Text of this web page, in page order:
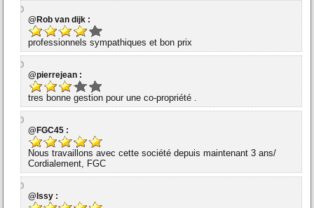
@Rob van dijk :
professionnels sympathiques et bon prix
@pierrejean :
tres bonne gestion pour une co-propriété .
@FGC45 :
Nous travaillons avec cette société depuis maintenant 3 ans/
Cordialement, FGC
@Issy :